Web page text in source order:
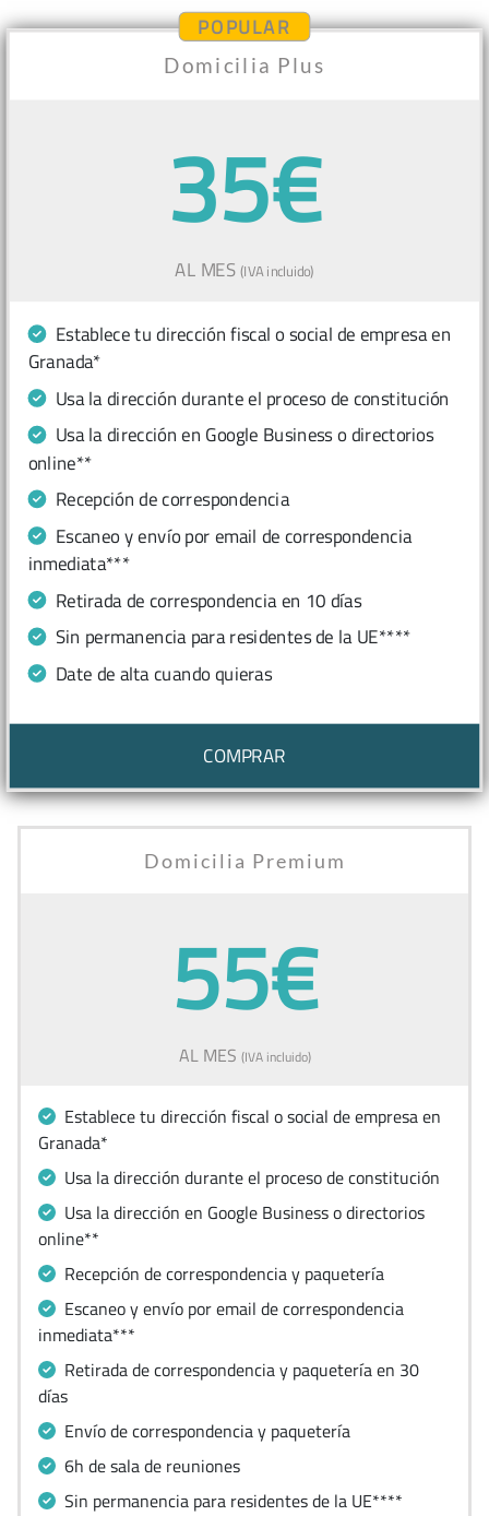
POPULAR
Domicilia Plus
35€
AL MES(IVA incluido)
Establece tu dirección fiscal o social de empresa en
Granada*
Usa la dirección durante el proceso de constitución
Usa la dirección en Google Business o directorios
online**
Recepción de correspondencia
Escaneo y envío por email de correspondencia
inmediata***
Retirada de correspondencia en 10 días
Sin permanencia para residentes de la UE****
Date de alta cuando quieras
COMPRAR
Domicilia Premium
55€
AL MES (IVA incluido)
Establece tu dirección fiscal o social de empresa en
Granada*
Usa la dirección durante el proceso de constitución
Usa la dirección en Google Business o directorios
online**
Recepción de correspondencia y paquetería
Escaneo y envío por email de correspondencia
inmediata***
Retirada de correspondencia y paquetería en 30
días
Envío de correspondencia y paquetería
6h de sala de reuniones
Sin permanencia para residentes de la UE****